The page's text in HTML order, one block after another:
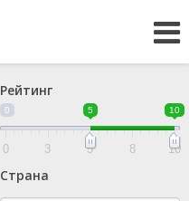
Рейтинг
0 5 10
0 3 5 8 10
Страна